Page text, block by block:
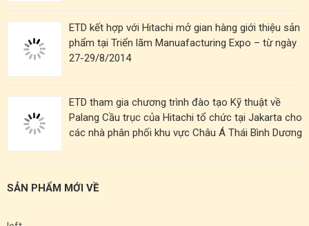
ETD kết hợp với Hitachi mở gian hàng giới thiệu sản
phẩm tại Triển lãm Manuafacturing Expo – từ ngày
27-29/8/2014
ETD tham gia chương trình đào tạo Kỹ thuật về
Palang Cầu trục của Hitachi tổ chức tại Jakarta cho
các nhà phân phối khu vực Châu Á Thái Bình Dương
SẢN PHẨM MỚI VỀ